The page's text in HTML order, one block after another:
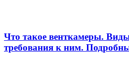
Что такое венткамеры.
требования к ним.